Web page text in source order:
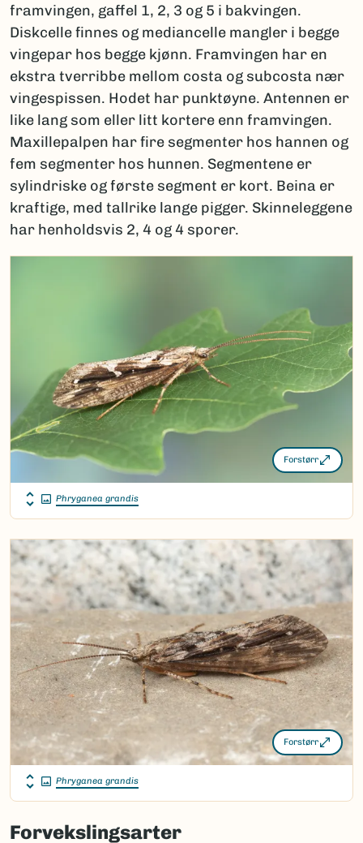
framvingen, gaffel 1, 2, 3 og 5 i bakvingen.
Diskcelle finnes og mediancelle mangler i begge
vingepar hos begge kjønn. Framvingen har en
ekstra tverribbe mellom costa og subcosta nær
vingespissen. Hodet har punktøyne. Antennen er
like lang som eller litt kortere enn framvingen.
Maxillepalpen har fire segmenter hos hannen og
fem segmenter hos hunnen. Segmentene er
sylindriske og første segment er kort. Beina er
kraftige, med tallrike lange pigger. Skinneleggene
har henholdsvis 2, 4 og 4 sporer.
Forstørr
Phryganea grandis
Forstørr
Phryganea grandis
Forvekslingsarter